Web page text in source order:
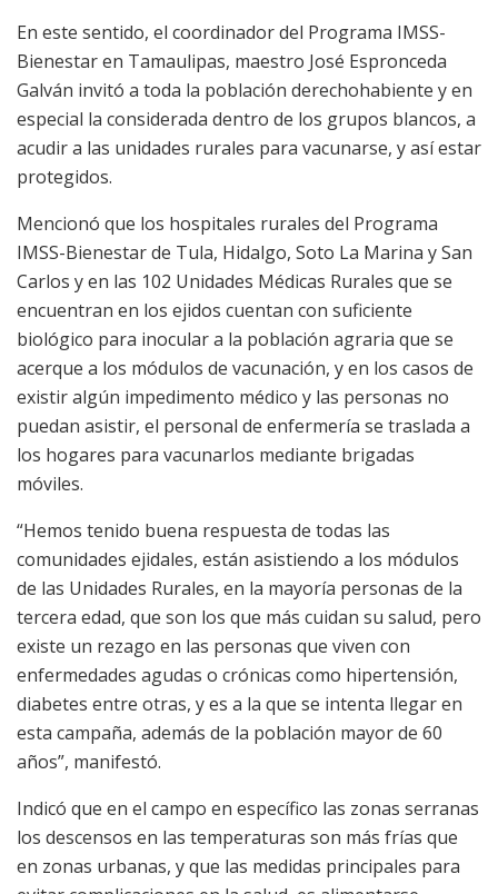
En este sentido, el coordinador del Programa IMSS-
Bienestar en Tamaulipas, maestro José Espronceda
Galván invitó a toda la población derechohabiente y en
especial la considerada dentro de los grupos blancos, a
acudir a las unidades rurales para vacunarse, y así estar
protegidos.
Mencionó que los hospitales rurales del Programa
IMSS-Bienestar de Tula, Hidalgo, Soto La Marina y San
Carlos y en las 102 Unidades Médicas Rurales que se
encuentran en los ejidos cuentan con suficiente
biológico para inocular a la población agraria que se
acerque a los módulos de vacunación, y en los casos de
existir algún impedimento médico y las personas no
puedan asistir, el personal de enfermería se traslada a
los hogares para vacunarlos mediante brigadas
móviles.
“Hemos tenido buena respuesta de todas las
comunidades ejidales, están asistiendo a los módulos
de las Unidades Rurales, en la mayoría personas de la
tercera edad, que son los que más cuidan su salud, pero
existe un rezago en las personas que viven con
enfermedades agudas o crónicas como hipertensión,
diabetes entre otras, y es a la que se intenta llegar en
esta campaña, además de la población mayor de 60
años”, manifestó.
Indicó que en el campo en específico las zonas serranas
los descensos en las temperaturas son más frías que
en zonas urbanas, y que las medidas principales para